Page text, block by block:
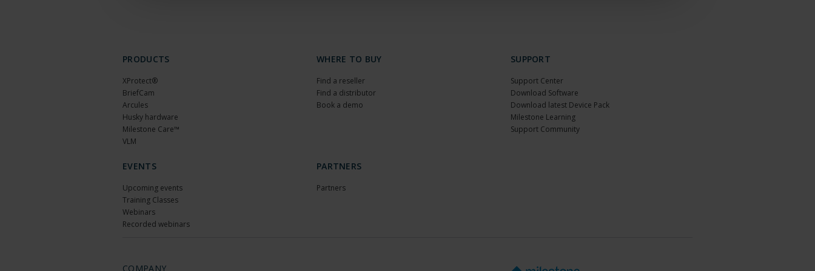
PRODUCTS
XProtect®
BriefCam
Arcules
Husky hardware
Milestone Care™
VLM
WHERE TO BUY
Find a reseller
Find a distributor
Book a demo
SUPPORT
Support Center
Download Software
Download latest Device Pack
Milestone Learning
Support Community
EVENTS
Upcoming events
Training Classes
Webinars
Recorded webinars
PARTNERS
Partners
COMPANY